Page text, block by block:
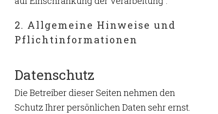
2. Allgemeine Hinweise und
Pflichtinformationen
Datenschutz
Die Betreiber dieser Seiten nehmen den
Schutz Ihrer persönlichen Daten sehr ernst.